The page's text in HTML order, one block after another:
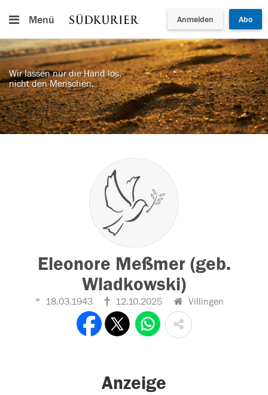
Menü Anmelden Abo
Wir lassen nur die Hand los,
nicht den Menschen.
Eleonore Meßmer (geb.
Wladkowski)
18.03.1943 12.10.2025 Villingen
Anzeige